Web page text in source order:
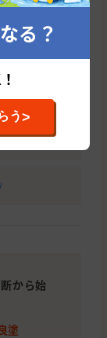
美装ではなく
とお伝えして
から始
塗
る？
う>